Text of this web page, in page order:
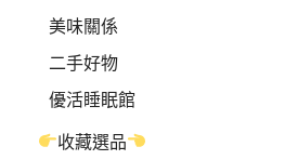
美味關係
二手好物
優活睡眠館
收藏選品